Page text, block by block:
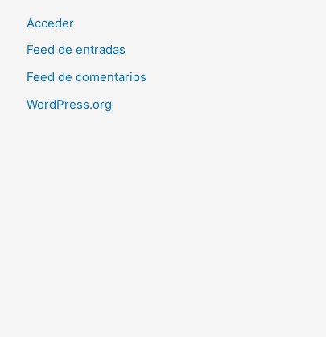
Acceder
Feed de entradas
Feed de comentarios
WordPress.org